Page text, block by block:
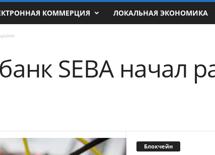
КОММЕРЦИЯ ЛОКАЛЬНАЯ ЭКОНОМИКА
SEBA начал
Блокчейн